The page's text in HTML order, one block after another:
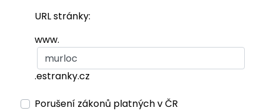
URL stránky:
www.
.estranky.cz
Porušení zákonů platných v ČR